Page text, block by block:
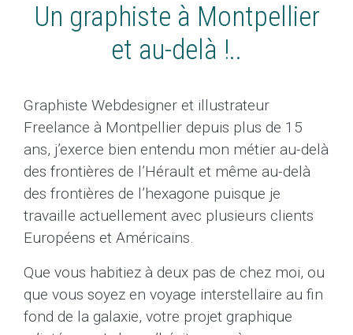
Un graphiste à Montpellier
et au-delà !..
Graphiste Webdesigner et illustrateur
Freelance à Montpellier depuis plus de 15
ans, j’exerce bien entendu mon métier au-delà
des frontières de l’Hérault et même au-delà
des frontières de l’hexagone puisque je
travaille actuellement avec plusieurs clients
Européens et Américains.
Que vous habitiez à deux pas de chez moi, ou
que vous soyez en voyage interstellaire au fin
fond de la galaxie, votre projet graphique